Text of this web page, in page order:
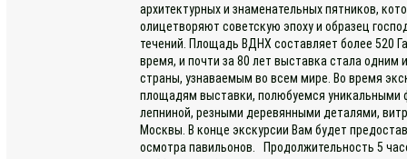
архитектурных и знаменательных пятников,
олицетворяют советскую эпоху и образец
течений. Площадь ВДНХ составляет более 520
время, и почти за 80 лет выставка стала
страны, узнаваемым во всем мире. Во время
площадям выставки, полюбуемся уникальными
лепниной, резными деревянными деталями,
Москвы. В конце экскурсии Вам будет
осмотра павильонов. Продолжительность 5